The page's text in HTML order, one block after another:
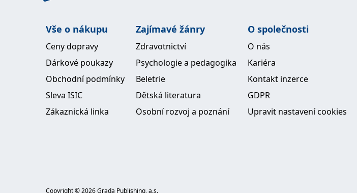
Vše o nákupu
Ceny dopravy
Dárkové poukazy
Obchodní podmínky
Sleva ISIC
Zákaznická linka
Zajímavé žánry
Zdravotnictví
Psychologie a pedagogika
Beletrie
Dětská literatura
Osobní rozvoj a poznání
O společnosti
O nás
Kariéra
Kontakt inzerce
GDPR
Upravit nastavení cookies
Copyright ©2026Grada Publishing, a.s.